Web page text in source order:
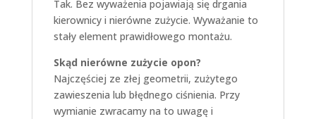
Tak. Bez wyważenia pojawiają się drgania
kierownicy i nierówne zużycie. Wyważanie to
stały element prawidłowego montażu.
Skąd nierówne zużycie opon?
Najczęściej ze złej geometrii, zużytego
zawieszenia lub błędnego ciśnienia. Przy
wymianie zwracamy na to uwagę i